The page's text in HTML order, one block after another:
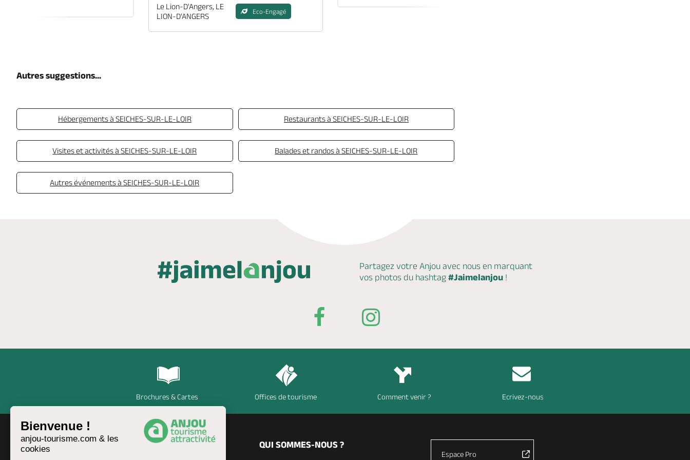
Bienvenue !
anjou-tourisme.com & les
cookies
Le Lion-D'Angers, LE
LION-D'ANGERS
Eco-Engagé
Autres suggestions...
Hébergements à SEICHES-SUR-LE-LOIR Restaurants à SEICHES-SUR-LE-LOIR
Visites et activités à SEICHES-SUR-LE-LOIR Balades et randos à SEICHES-SUR-LE-LOIR
Autres événements à SEICHES-SUR-LE-LOIR
Partagez votre Anjou avec nous en marquant
vos photos du hashtag #Jaimelanjou !
Brochures & Cartes Offices de tourisme Comment venir ? Ecrivez-nous
QUI SOMMES-NOUS ?
Espace Pro